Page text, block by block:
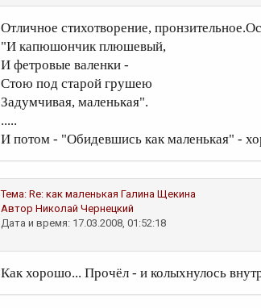
Отличное стихотворение,
"И капюшончик плюшевый,
И фетровые валенки -
Стою под старой грушею
Задумчивая, маленькая".
.....
И потом - "Обидевшись как маленькая" -
Тема: Re: как маленькая Галина Щекина
Автор Николай Чернецкий
Дата и время: 17.03.2008, 01:52:18
Как хорошо... Прочёл - и колыхнулось